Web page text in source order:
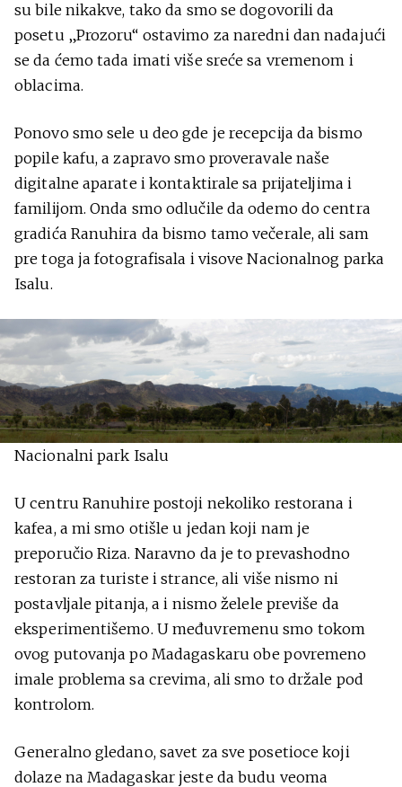
su bile nikakve, tako da smo se dogovorili da
posetu „Prozoru“ ostavimo za naredni dan nadajući
se da ćemo tada imati više sreće sa vremenom i
oblacima.
Ponovo smo sele u deo gde je recepcija da bismo
popile kafu, a zapravo smo proveravale naše
digitalne aparate i kontaktirale sa prijateljima i
familijom. Onda smo odlučile da odemo do centra
gradića Ranuhira da bismo tamo večerale, ali sam
pre toga ja fotografisala i visove Nacionalnog parka
Isalu.
Nacionalni park Isalu
U centru Ranuhire postoji nekoliko restorana i
kafea, a mi smo otišle u jedan koji nam je
preporučio Riza. Naravno da je to prevashodno
restoran za turiste i strance, ali više nismo ni
postavljale pitanja, a i nismo želele previše da
eksperimentišemo. U međuvremenu smo tokom
ovog putovanja po Madagaskaru obe povremeno
imale problema sa crevima, ali smo to držale pod
kontrolom.
Generalno gledano, savet za sve posetioce koji
dolaze na Madagaskar jeste da budu veoma